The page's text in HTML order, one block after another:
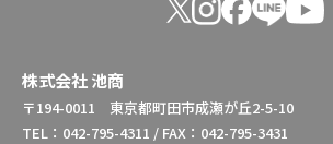
株式会社 池商
〒194-0011 東京都町田市成瀬が丘2-5-10
TEL：042-795-4311 / FAX：042-795-3431